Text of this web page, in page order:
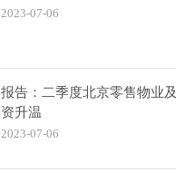
2023-07-06
报告：二季度北京零售物业
资升温
2023-07-06